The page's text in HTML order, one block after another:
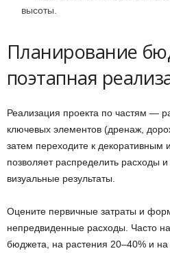
высоты.
Планирование
поэтапная
Реализация проекта по частям —
ключевых элементов (дренаж,
затем переходите к
позволяет распределить расходы
визуальные результаты.
Оцените первичные затраты и
непредвиденные расходы. Часто
бюджета, на растения 20–40% и